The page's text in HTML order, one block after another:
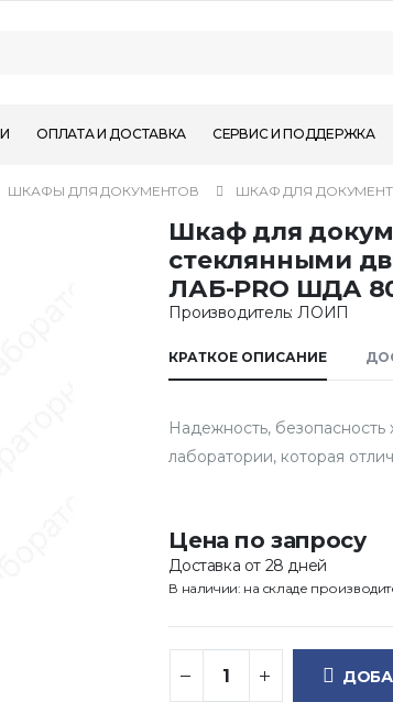
ОПЛАТА И ДОСТАВКА СЕРВИС И ПОДДЕРЖКА
ШКАФЫ ДЛЯ ДОКУМЕНТОВ ШКАФ ДЛЯ
Шкаф для
стеклянными
ЛАБ-PRO ШДА
Производитель: ЛОИП
КРАТКОЕ ОПИСАНИЕ
Надежность, безопасность
лаборатории, которая
Цена по запросу
Доставка от 28 дней
В наличии: на складе